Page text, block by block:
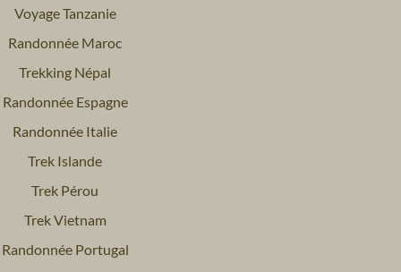
Voyage Tanzanie
Randonnée Maroc
Trekking Népal
Randonnée Espagne
Randonnée Italie
Trek Islande
Trek Pérou
Trek Vietnam
Randonnée Portugal